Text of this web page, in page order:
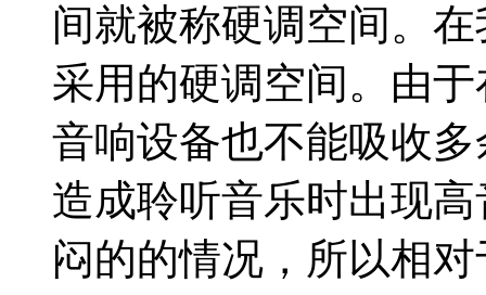
间就被称硬调空间。
采用的硬调空间。由
音响设备也不能吸收
造成聆听音乐时出现
闷的的情况，所以相